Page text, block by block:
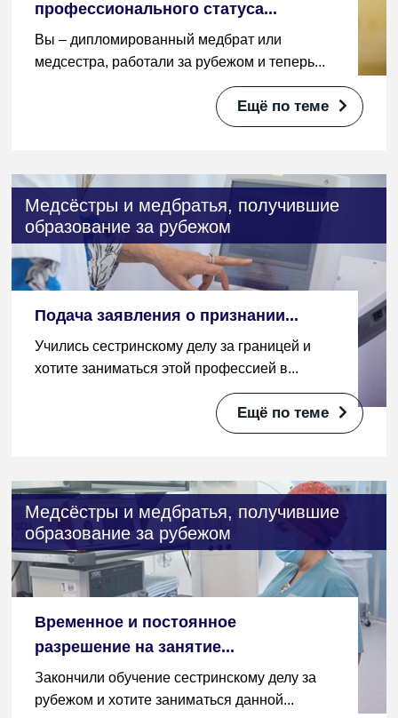
профессионального статуса...
Вы – дипломированный медбрат или
медсестра, работали за рубежом и теперь...
Ещё по теме
Медсёстры и медбратья, получившие
образование за рубежом
Подача заявления о признании...
Учились сестринскому делу за границей и
хотите заниматься этой профессией в...
Ещё по теме
Медсёстры и медбратья, получившие
образование за рубежом
Временное и постоянное
разрешение на занятие...
Закончили обучение сестринскому делу за
рубежом и хотите заниматься данной...